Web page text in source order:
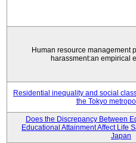
Human resource management
harassment:an empirical
Residential inequality and social
the Tokyo
Does the Discrepancy Between
Educational Attainment Affect Life
Japan